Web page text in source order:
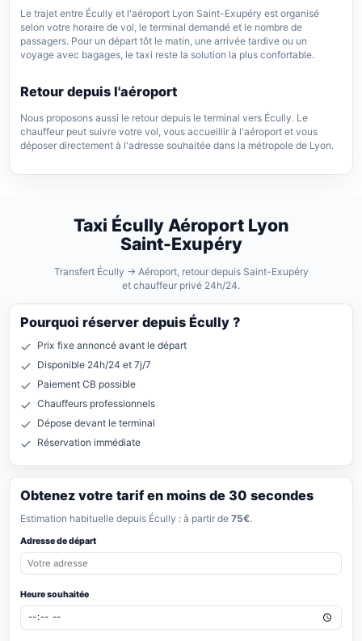
Le trajet entre Écully et l'aéroport Lyon Saint-Exupéry est organisé
selon votre horaire de vol, le terminal demandé et le nombre de
passagers. Pour un départ tôt le matin, une arrivée tardive ou un
voyage avec bagages, le taxi reste la solution la plus confortable.
Retour depuis l'aéroport
Nous proposons aussi le retour depuis le terminal vers Écully. Le
chauffeur peut suivre votre vol, vous accueillir à l'aéroport et vous
déposer directement à l'adresse souhaitée dans la métropole de Lyon.
Taxi Écully Aéroport Lyon
Saint-Exupéry
Transfert Écully → Aéroport, retour depuis Saint-Exupéry
et chauffeur privé 24h/24.
Pourquoi réserver depuis Écully ?
Prix fixe annoncé avant le départ
Disponible 24h/24 et 7j/7
Paiement CB possible
Chauffeurs professionnels
Dépose devant le terminal
Réservation immédiate
Obtenez votre tarif en moins de 30 secondes
Estimation habituelle depuis Écully : à partir de75€.
Adresse de départ
Heure souhaitée